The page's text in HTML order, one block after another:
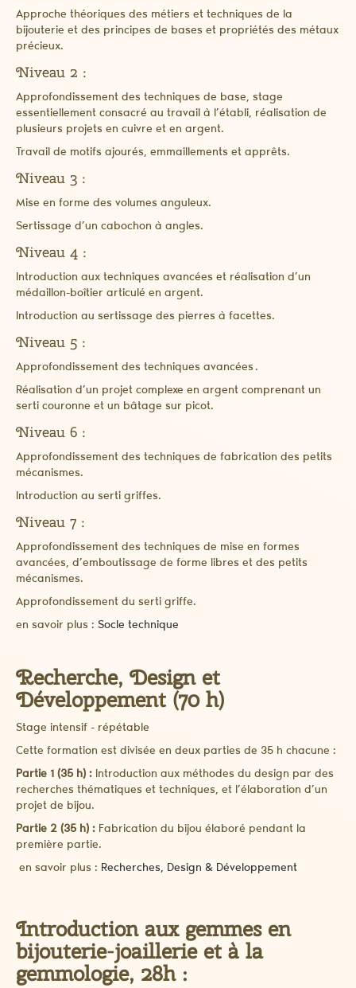
Approche théoriques des métiers et techniques de la
bijouterie et des principes de bases et propriétés des métaux
précieux.
Niveau 2 :
Approfondissement des techniques de base, stage
essentiellement consacré au travail à l’établi, réalisation de
plusieurs projets en cuivre et en argent.
Travail de motifs ajourés, emmaillements et apprêts.
Niveau 3 :
Mise en forme des volumes anguleux.
Sertissage d’un cabochon à angles.
Niveau 4 :
Introduction aux techniques avancées et réalisation d’un
médaillon-boîtier articulé en argent.
Introduction au sertissage des pierres à facettes.
Niveau 5 :
Approfondissement des techniques avancées .
Réalisation d’un projet complexe en argent comprenant un
serti couronne et un bâtage sur picot.
Niveau 6 :
Approfondissement des techniques de fabrication des petits
mécanismes.
Introduction au serti griffes.
Niveau 7 :
Approfondissement des techniques de mise en formes
avancées, d’emboutissage de forme libres et des petits
mécanismes.
Approfondissement du serti griffe.
en savoir plus : Socle technique
Recherche, Design et
Développement (70 h)
Stage intensif - répétable
Cette formation est divisée en deux parties de 35 h chacune :
Partie 1 (35 h) : Introduction aux méthodes du design par des
recherches thématiques et techniques, et l’élaboration d’un
projet de bijou.
Partie 2 (35 h) : Fabrication du bijou élaboré pendant la
première partie.
en savoir plus : Recherches, Design & Développement
Introduction aux gemmes en
bijouterie-joaillerie et à la
gemmologie, 28h :